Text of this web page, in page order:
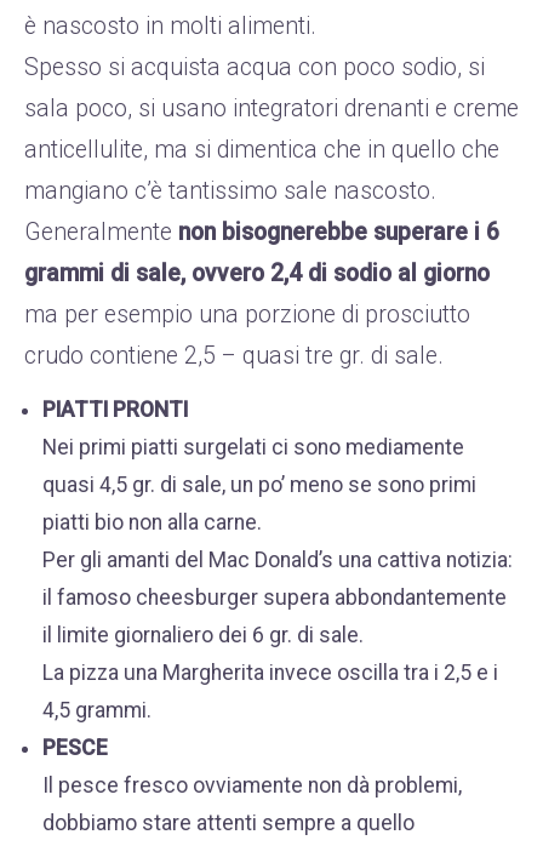
è nascosto in molti alimenti.
Spesso si acquista acqua con poco sodio, si
sala poco, si usano integratori drenanti e creme
anticellulite, ma si dimentica che in quello che
mangiano c’è tantissimo sale nascosto.
Generalmente non bisognerebbe superare i 6
grammi di sale, ovvero 2,4 di sodio al giorno
ma per esempio una porzione di prosciutto
crudo contiene 2,5 – quasi tre gr. di sale.
PIATTI PRONTI
Nei primi piatti surgelati ci sono mediamente
quasi 4,5 gr. di sale, un po’ meno se sono primi
piatti bio non alla carne.
Per gli amanti del Mac Donald’s una cattiva notizia:
il famoso cheesburger supera abbondantemente
il limite giornaliero dei 6 gr. di sale.
La pizza una Margherita invece oscilla tra i 2,5 e i
4,5 grammi.
PESCE
Il pesce fresco ovviamente non dà problemi,
dobbiamo stare attenti sempre a quello